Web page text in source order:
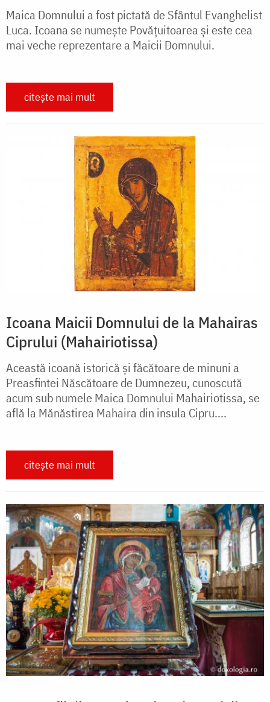
Maica Domnului a fost pictată de Sfântul Evanghelist
Luca. Icoana se numește Povățuitoarea și este cea
mai veche reprezentare a Maicii Domnului.
citește mai mult
Icoana Maicii Domnului de la Mahairas
Ciprului (Mahairiotissa)
Această icoană istorică și făcătoare de minuni a
Preasfintei Născătoare de Dumnezeu, cunoscută
acum sub numele Maica Domnului Mahairiotissa, se
află la Mănăstirea Mahaira din insula Cipru....
citește mai mult